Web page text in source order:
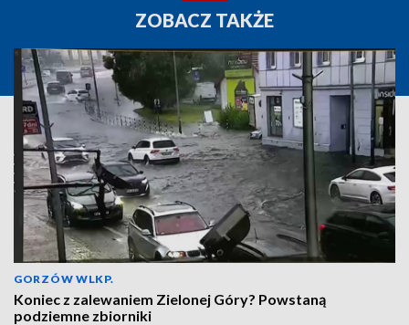
ZOBACZ TAKŻE
GORZÓW WLKP.
Koniec z zalewaniem Zielonej Góry? Powstaną
podziemne zbiorniki